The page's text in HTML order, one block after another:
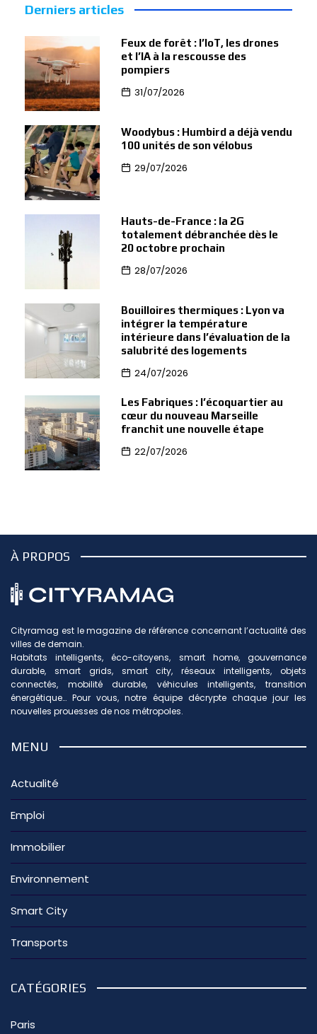
Derniers articles
Feux de forêt : l’IoT, les drones
et l’IA à la rescousse des
pompiers
31/07/2026
Woodybus : Humbird a déjà vendu
100 unités de son vélobus
29/07/2026
Hauts-de-France : la 2G
totalement débranchée dès le
20 octobre prochain
28/07/2026
Bouilloires thermiques : Lyon va
intégrer la température
intérieure dans l’évaluation de la
salubrité des logements
24/07/2026
Les Fabriques : l’écoquartier au
cœur du nouveau Marseille
franchit une nouvelle étape
22/07/2026
À PROPOS
Cityramag est le magazine de référence concernant l’actualité des
villes de demain.
Habitats intelligents, éco-citoyens, smart home, gouvernance
durable, smart grids, smart city, réseaux intelligents, objets
connectés, mobilité durable, véhicules intelligents, transition
énergétique… Pour vous, notre équipe décrypte chaque jour les
nouvelles prouesses de nos métropoles.
MENU
Actualité
Emploi
Immobilier
Environnement
Smart City
Transports
CATÉGORIES
Paris